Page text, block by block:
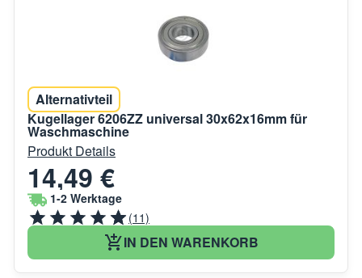
Alternativteil
Kugellager 6206ZZ universal 30x62x16mm für
Waschmaschine
Produkt Details
14,49 €
1-2 Werktage
(11)
IN DEN WARENKORB